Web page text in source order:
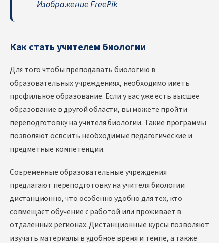
Изображение FreePik
Как стать учителем биологии
Для того чтобы преподавать биологию в
образовательных учреждениях, необходимо иметь
профильное образование. Если у вас уже есть высшее
образование в другой области, вы можете пройти
переподготовку на учителя биологии. Такие программы
позволяют освоить необходимые педагогические и
предметные компетенции.
Современные образовательные учреждения
предлагают переподготовку на учителя биологии
дистанционно, что особенно удобно для тех, кто
совмещает обучение с работой или проживает в
отдаленных регионах. Дистанционные курсы позволяют
изучать материалы в удобное время и темпе, а также